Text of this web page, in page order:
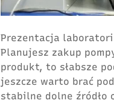
Prezentacja
Planujesz zakup
produkt, to słabsze
jeszcze warto brać
stabilne dolne źródło